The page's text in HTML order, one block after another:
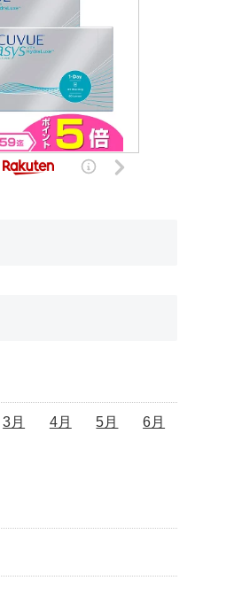
3月 4月 5月 6月